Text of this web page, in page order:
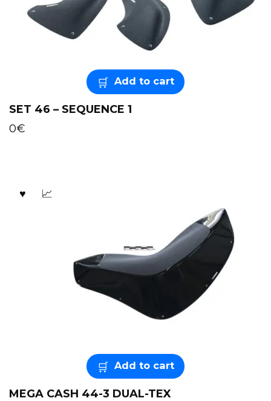
Add to cart
SET 46 – SEQUENCE 1
0€
Add to cart
MEGA CASH 44-3 DUAL-TEX